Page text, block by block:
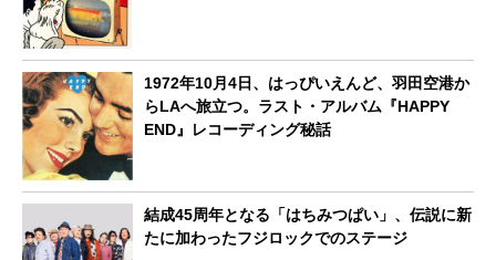
1972年10月4日、はっぴいえんど、羽田空港か
らLAへ旅立つ。ラスト・アルバム『HAPPY
END』レコーディング秘話
結成45周年となる「はちみつぱい」、伝説に新
たに加わったフジロックでのステージ